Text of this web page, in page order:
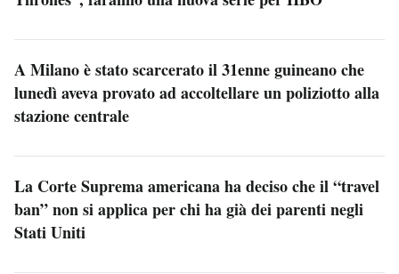
A Milano è stato scarcerato il 31enne guineano che
lunedì aveva provato ad accoltellare un poliziotto alla
stazione centrale
La Corte Suprema americana ha deciso che il “travel
ban” non si applica per chi ha già dei parenti negli
Stati Uniti